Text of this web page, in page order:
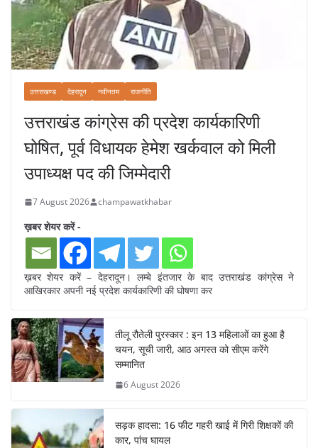
उत्तराखण्ड देहरादून नवीनतम राजनीति
उत्तराखंड कांग्रेस की प्रदेश कार्यकारिणी
घोषित, पूर्व विधायक हेमेश खर्कवाल को मिली
उपाध्यक्ष पद की जिम्मेदारी
7 August 2026 champawatkhabar
ख़बर शेयर करें -
ख़बर शेयर करें – देहरादून। लम्बे इंतजार के बाद उत्तराखंड कांग्रेस ने
आखिरकार अपनी नई प्रदेश कार्यकारिणी की घोषणा कर
तीलू रौतेली पुरस्कार : इन 13 महिलाओं का हुआ है
चयन, सूची जारी, आठ अगस्त को सीएम करेंगे
सम्मानित
6 August 2026
सड़क हादसा: 16 फीट गहरी खाई में गिरी शिक्षकों की
कार, पांच घायल